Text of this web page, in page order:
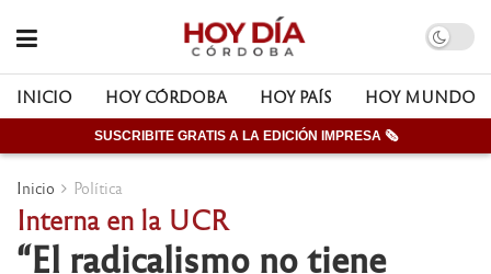
INICIO HOY CÓRDOBA HOY PAÍS HOY MUNDO
SUSCRIBITE GRATIS A LA EDICIÓN IMPRESA 🗞
Inicio Política
Interna en la UCR
“El radicalismo no tiene